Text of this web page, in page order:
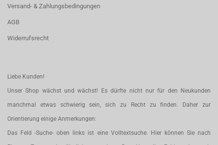
Versand- & Zahlungsbedingungen
AGB
Widerrufsrecht
Liebe Kunden!
Unser Shop wächst und wächst! Es dürfte nicht nur für den Neukunden
manchmal etwas schwierig sein, sich zu Recht zu finden. Daher zur
Orientierung einige Anmerkungen:
Das Feld -Suche- oben links ist eine Volltextsuche. Hier können Sie nach